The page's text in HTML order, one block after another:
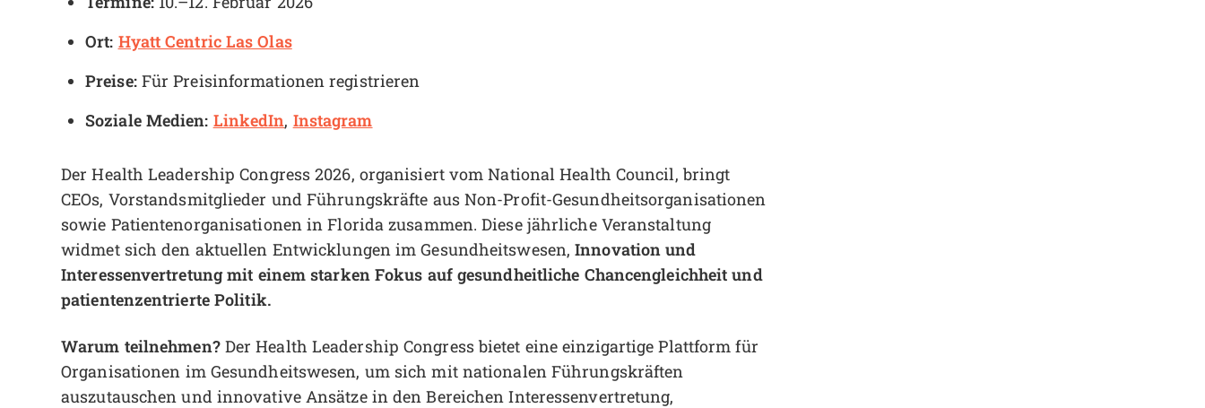
Ort: Hyatt Centric Las Olas
Preise:Für Preisinformationen registrieren
Soziale Medien: LinkedIn, Instagram
Der Health Leadership Congress 2026, organisiert vom National Health Council, bringt
CEOs, Vorstandsmitglieder und Führungskräfte aus Non-Profit-Gesundheitsorganisationen
sowie Patientenorganisationen in Florida zusammen. Diese jährliche Veranstaltung
widmet sich den aktuellen Entwicklungen im Gesundheitswesen,Innovation und
Interessenvertretung mit einem starken Fokus aufgesundheitliche Chancengleichheitund
patientenzentrierte Politik.
Warum teilnehmen?Der Health Leadership Congress bietet eine einzigartige Plattform für
Organisationen im Gesundheitswesen, um sich mit nationalen Führungskräften
auszutauschen und innovative Ansätze in den Bereichen Interessenvertretung,